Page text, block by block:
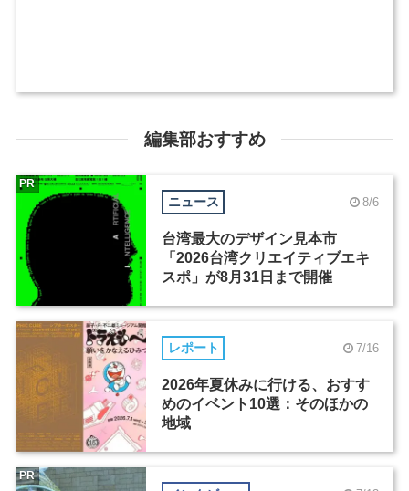
編集部おすすめ
ニュース 8/6
台湾最大のデザイン見本市
「2026台湾クリエイティブエキ
スポ」が8月31日まで開催
PR
レポート 7/16
2026年夏休みに行ける、おすす
めのイベント10選：そのほかの
地域
PR